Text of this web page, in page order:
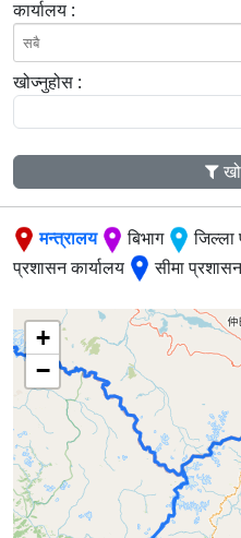
कार्यालय :
खोज्नुहोस :
मन्त्रालय बिभाग जिल्ला
प्रशासन कार्यालय
सीमा
+
−